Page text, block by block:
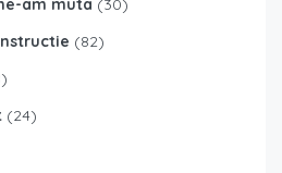
am muta (30)
(82)
(24)